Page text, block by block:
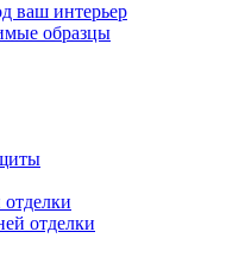
ваш интерьер
образцы
отделки